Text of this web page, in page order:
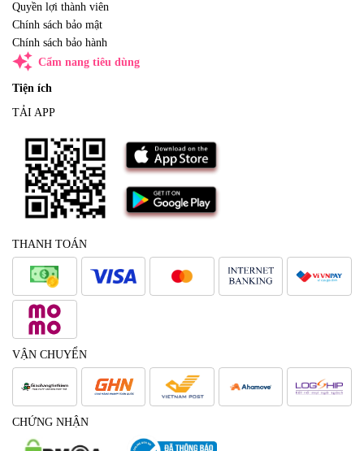
Quyền lợi thành viên
Chính sách bảo mật
Chính sách bảo hành
auto_awesome Cẩm nang tiêu dùng
Tiện ích
TẢI APP
THANH TOÁN
VẬN CHUYỂN
CHỨNG NHẬN